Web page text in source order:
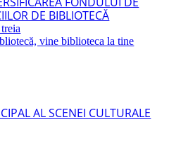
DE BIBLIOTECĂ
vine biblioteca la tine
AL SCENEI CULTURALE